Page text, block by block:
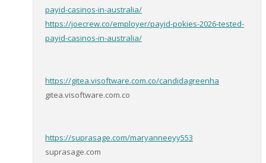
payid-casinos-in-australia/
https://joecrew.co/employer/payid-pokies-2026-tested-
payid-casinos-in-australia/
https://gitea.visoftware.com.co/candidagreenha
gitea.visoftware.com.co
https://suprasage.com/maryanneeyy553
suprasage.com